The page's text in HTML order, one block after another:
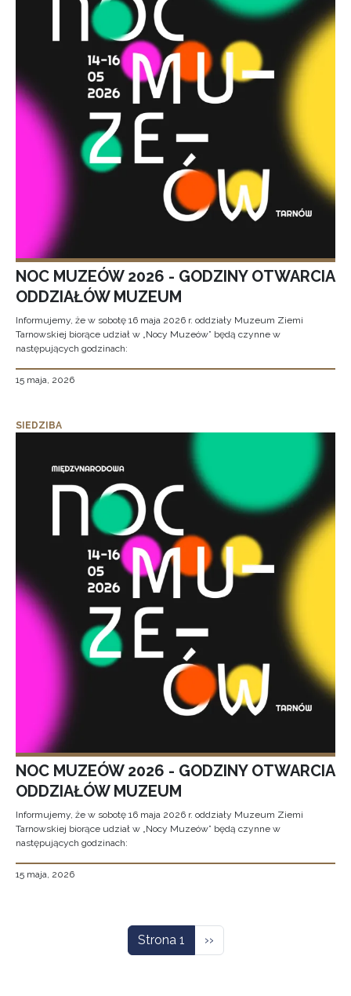
NOC MUZEÓW 2026 - GODZINY OTWARCIA
ODDZIAŁÓW MUZEUM
Informujemy, że w sobotę 16 maja 2026 r. oddziały Muzeum Ziemi
Tarnowskiej biorące udział w „Nocy Muzeów” będą czynne w
następujących godzinach:
15 maja, 2026
SIEDZIBA
NOC MUZEÓW 2026 - GODZINY OTWARCIA
ODDZIAŁÓW MUZEUM
Informujemy, że w sobotę 16 maja 2026 r. oddziały Muzeum Ziemi
Tarnowskiej biorące udział w „Nocy Muzeów” będą czynne w
następujących godzinach:
15 maja, 2026
Strona 1 Następna strona
››